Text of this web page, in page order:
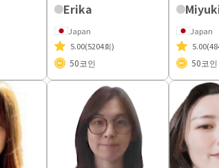
Erika
Japan
5.00(5204회)
50코인
Japan
5.00
50코인